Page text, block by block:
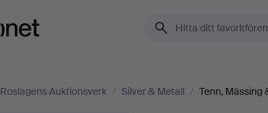
Roslagens Auktionsverk / Silver & Metall / Tenn, Mässing